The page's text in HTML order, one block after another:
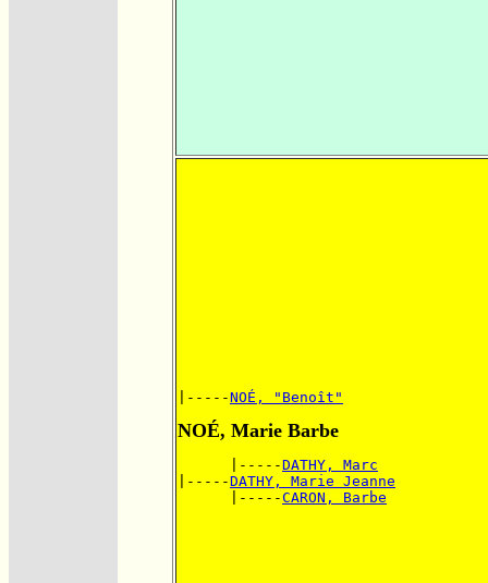
|-----NOÉ, "Benoît"
NOÉ, Marie Barbe
      |-----
DATHY, Marc
|-----DATHY, Marie Jeanne
      |-----
CARON, Barbe